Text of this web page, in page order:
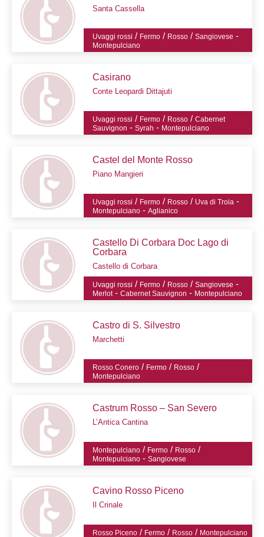
Santa Cassella
Uvaggi rossi / Fermo / Rosso /Sangiovese -
Montepulciano
Casirano
Conte Leopardi Dittajuti
Uvaggi rossi / Fermo / Rosso /Cabernet
Sauvignon -Syrah - Montepulciano
Castel del Monte Rosso
Piano Mangieri
Uvaggi rossi / Fermo / Rosso / Uva di Troia -
Montepulciano -Aglianico
Castello Di Corbara Doc Lago di
Corbara
Castello di Corbara
Uvaggi rossi / Fermo / Rosso /Sangiovese -
Merlot-Cabernet Sauvignon - Montepulciano
Castro di S. Silvestro
Marchetti
Rosso Conero / Fermo / Rosso /
Montepulciano
Castrum Rosso – San Severo
L’Antica Cantina
Montepulciano / Fermo / Rosso /
Montepulciano -Sangiovese
Cavino Rosso Piceno
Il Crinale
Rosso Piceno / Fermo / Rosso / Montepulciano